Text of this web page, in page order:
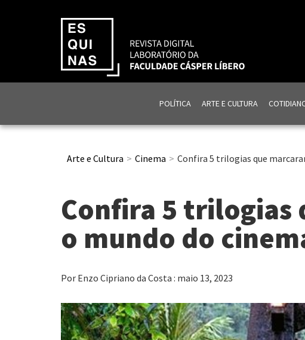
POLÍTICA ARTE E CULTURA
Arte e Cultura Cinema Confira 5 trilogias que
Confira 5 trilogias
o mundo do
Por Enzo Cipriano da Costa : maio 13, 2023